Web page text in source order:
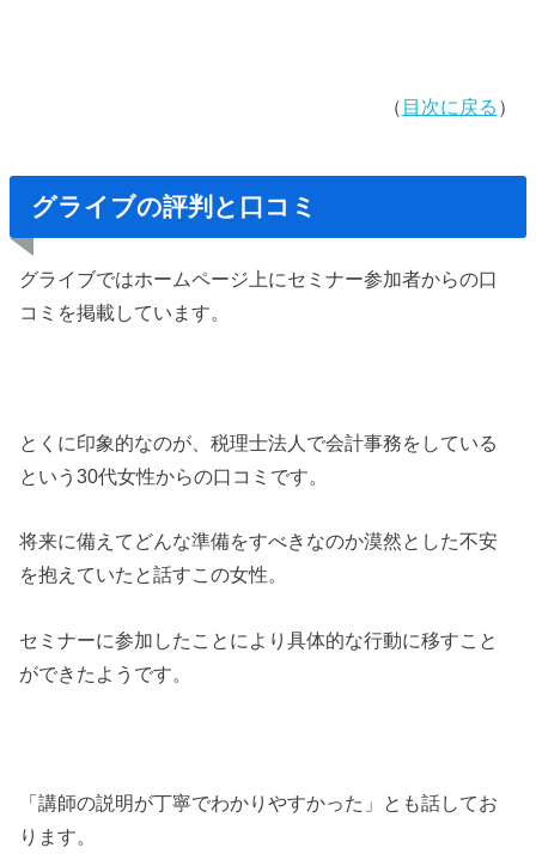
（ 目次に戻る ）
グライブの評判と口コミ
グライブではホームページ上にセミナー参加者からの口
コミを掲載しています。
とくに印象的なのが、税理士法人で会計事務をしている
という30代女性からの口コミです。
将来に備えてどんな準備をすべきなのか漠然とした不安
を抱えていたと話すこの女性。
セミナーに参加したことにより具体的な行動に移すこと
ができたようです。
「講師の説明が丁寧でわかりやすかった」とも話してお
ります。